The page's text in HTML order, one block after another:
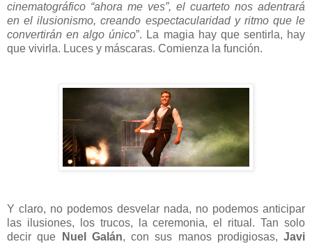
cinematográfico “ahora me ves”, el cuarteto nos adentrará
en el ilusionismo, creando espectacularidad y ritmo que le
convertirán en algo único”. La magia hay que sentirla, hay
que vivirla. Luces y máscaras. Comienza la función.
Y claro, no podemos desvelar nada, no podemos anticipar
las ilusiones, los trucos, la ceremonia, el ritual. Tan solo
decir que
Nuel Galán, con sus manos prodigiosas, Javi